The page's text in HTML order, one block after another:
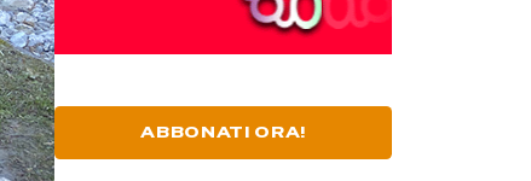
ABBONATI ORA!